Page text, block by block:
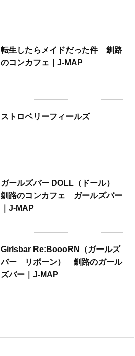
転生したらメイドだった件 釧路
のコンカフェ｜J-MAP
ストロベリーフィールズ
ガールズバー DOLL（ドール）
釧路のコンカフェ ガールズバー
｜J-MAP
Girlsbar Re:BoooRN（ガールズ
バー リボーン） 釧路のガール
ズバー｜J-MAP